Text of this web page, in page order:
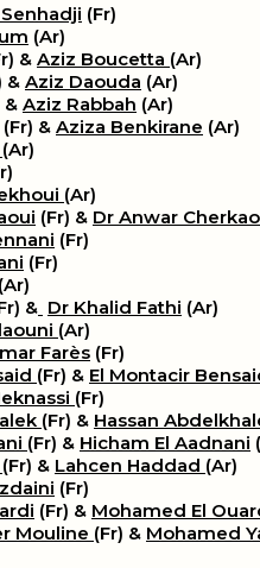
(Fr)
(Ar)
& Aziz Boucetta (Ar)
& Aziz Daouda (Ar)
& Aziz Rabbah (Ar)
(Fr) & Aziza Benkirane (Ar)
(Ar)
(Ar)
(Fr) & Dr Anwar
(Fr)
(Fr)
(Ar)
& Dr Khalid Fathi (Ar)
(Ar)
Farès (Fr)
(Fr) & El Montacir
(Fr)
(Fr) & Hassan
(Fr) & Hicham El Aadnani
(Fr) & Lahcen Haddad (Ar)
(Fr)
(Fr) & Mohamed El
Mouline (Fr) & Mohamed